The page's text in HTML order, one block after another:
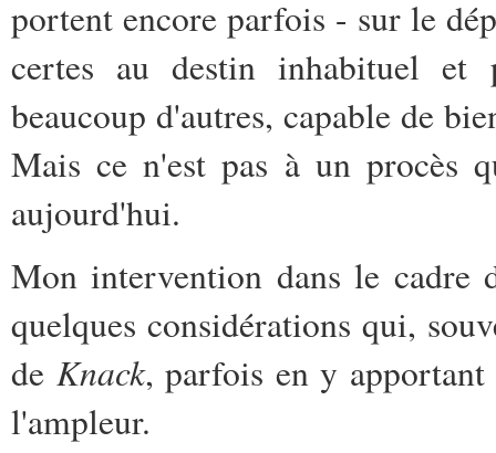
portent encore parfois - sur le
certes au destin inhabituel et
beaucoup d'autres, capable de
Mais ce n'est pas à un procès
aujourd'hui.
Mon intervention dans le cadre
quelques considérations qui,
de Knack, parfois en y apportant
l'ampleur.